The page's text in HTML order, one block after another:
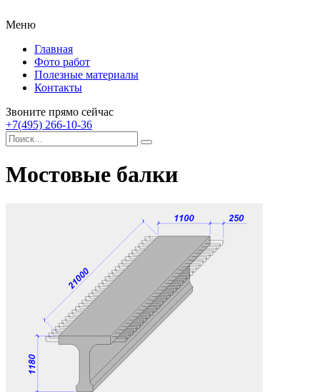
Меню
Главная
Фото работ
Полезные материалы
Контакты
Звоните прямо сейчас
+7(495) 266-10-36
Мостовые балки